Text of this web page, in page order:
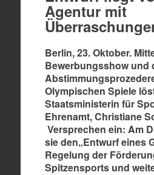
Agentur mit
Berlin, 23. Oktober.
Bewerbungsshow und
Olympischen Spiele
Staatsministerin für
Ehrenamt, Christiane
Versprechen ein: Am
sie den„Entwurf eines
Regelung der
Spitzensports und